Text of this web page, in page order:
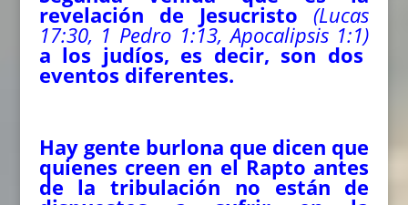
revelación de Jesucristo (Lucas
17:30, 1 Pedro 1:13, Apocalipsis 1:1)
a los judíos, es decir, son dos
eventos diferentes.
Hay gente burlona que dicen que
quienes creen en el Rapto antes
de la tribulación no están de